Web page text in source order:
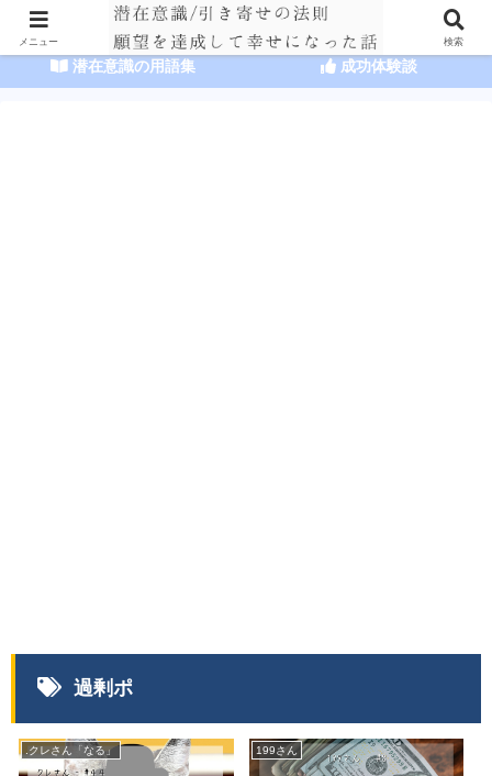
HOME 潜在意識の達人まとめ
潜在意識の用語集 成功体験談
過剰ポ
.クレさん「なる」 199さん
メニュー 検索